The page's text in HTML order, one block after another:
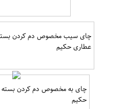
چای سیب مخصوص دم کردن
عطاری حکیم
چای به مخصوص دم کردن بسته
حکیم